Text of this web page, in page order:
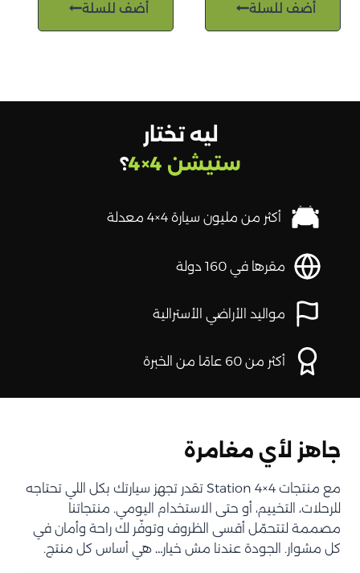
أضف للسلة أضف للسلة
ليه تختار
ستيشن 4×4
؟
أكثر من مليون سيارة 4×4 معدلة
مقرها في 160 دولة
مواليد الأراضي الأسترالية
أكثر من 60 عامًا من الخبرة
جاهز لأي مغامرة
مع منتجات Station 4×4 تقدر تجهز سيارتك بكل اللي تحتاجه
للرحلات، التخييم، أو حتى الاستخدام اليومي. منتجاتنا
مصممة لتتحمّل أقسى الظروف وتوفّر لك راحة وأمان في
كل مشوار. الجودة عندنا مش خيار… هي أساس كل منتج.